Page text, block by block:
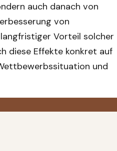
auch danach von
von
Vorteil solcher
diese Effekte konkret auf
und